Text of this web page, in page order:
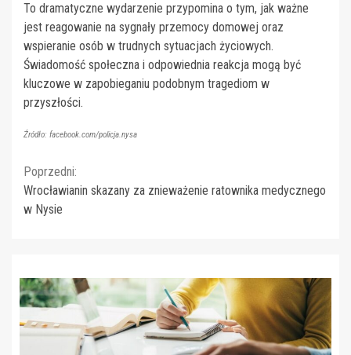
To dramatyczne wydarzenie przypomina o tym, jak ważne
jest reagowanie na sygnały przemocy domowej oraz
wspieranie osób w trudnych sytuacjach życiowych.
Świadomość społeczna i odpowiednia reakcja mogą być
kluczowe w zapobieganiu podobnym tragediom w
przyszłości.
Źródło: facebook.com/policja.nysa
Continue
Reading
Poprzedni:
Wrocławianin skazany za znieważenie ratownika medycznego
w Nysie